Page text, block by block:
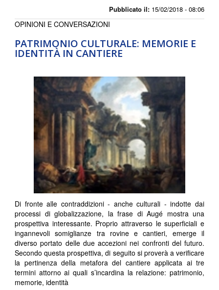
Pubblicato il: 15/02/2018 - 08:06
PATRIMONIO CULTURALE: MEMORIE E
IDENTITÀ IN CANTIERE
OPINIONI E CONVERSAZIONI
Di fronte alle contraddizioni - anche culturali - indotte dai
processi di globalizzazione, la frase di Augé mostra una
prospettiva interessante. Proprio attraverso le superficiali e
ingannevoli somiglianze tra rovine e cantieri, emerge il
diverso portato delle due accezioni nei confronti del futuro.
Secondo questa prospettiva, di seguito si proverà a verificare
la pertinenza della metafora del cantiere applicata ai tre
termini attorno ai quali s’incardina la relazione: patrimonio,
memorie, identità